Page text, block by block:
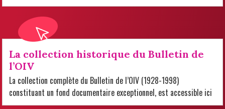
La collection historique du Bulletin de
l’OIV
La collection complète du Bulletin de l’OIV (1928-1998)
constituant un fond documentaire exceptionnel, est accessible ici